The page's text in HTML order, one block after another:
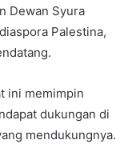
Dewan Syura
Palestina,
ini memimpin
dukungan di
mendukungnya.